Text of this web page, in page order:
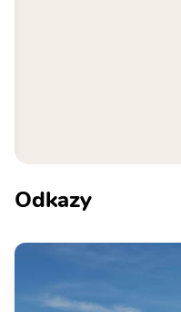
Odkazy